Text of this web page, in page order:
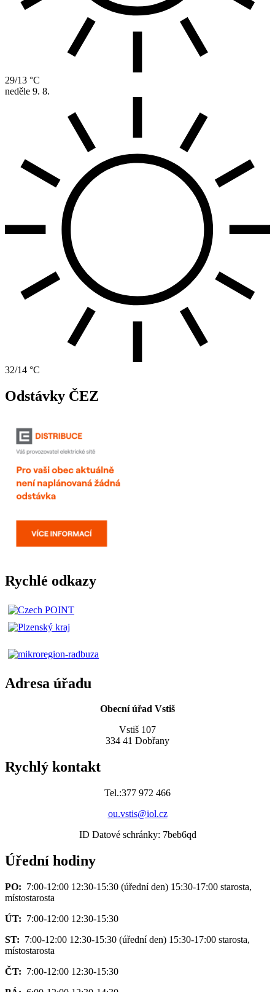
29/13 °C
neděle 9. 8.
32/14 °C
Odstávky ČEZ
Rychlé odkazy
Adresa úřadu
Obecní úřad Vstiš
Vstiš 107
334 41 Dobřany
Rychlý kontakt
Tel.:377 972 466
ou.vstis@iol.cz
ID Datové schránky: 7beb6qd
Úřední hodiny
PO: 7:00-12:00 12:30-15:30 (úřední den) 15:30-17:00 starosta,
místostarosta
ÚT: 7:00-12:00 12:30-15:30
ST: 7:00-12:00 12:30-15:30 (úřední den) 15:30-17:00 starosta,
místostarosta
ČT: 7:00-12:00 12:30-15:30